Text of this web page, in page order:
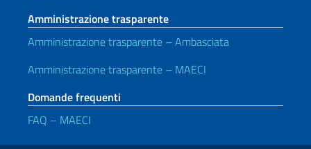
Amministrazione trasparente
Amministrazione trasparente – Ambasciata
Amministrazione trasparente – MAECI
Domande frequenti
FAQ – MAECI